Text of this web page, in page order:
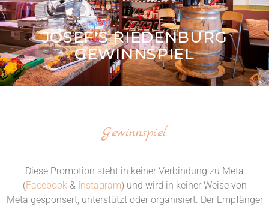
JOSEF'S RIEDENBURG
GEWINNSPIEL
Gewinnspiel
Diese Promotion steht in keiner Verbindung zu Meta
(Facebook& Instagram) und wird in keiner Weise von
Meta gesponsert, unterstützt oder organisiert. Der Empfänger